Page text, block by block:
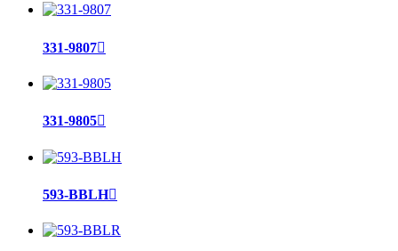
331-9807
331-9805
593-BBLH